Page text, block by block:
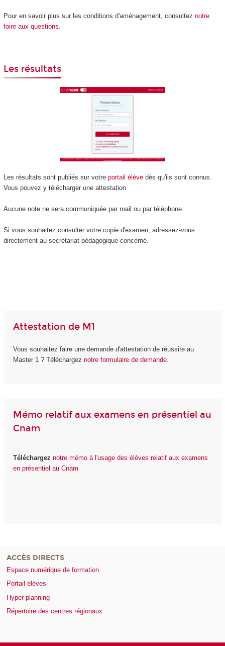
Pour en savoir plus sur les conditions d'aménagement, consultez notre
foire aux questions
Les résultats
Les résultats sont publiés sur votre portail élèvedès qu'ils sont connus.
Vous pouvez y télécharger une attestation.
Aucune note ne sera communiquée par mail ou par téléphone.
Si vous souhaitez consulter votre copie d'examen, adressez-vous
directement au secrétariat pédagogique concerné.
Attestation de M1
Vous souhaitez faire une demande d'attestation de réussite au
Master 1 ? Téléchargez notre formulaire de demande.
Mémo relatif aux examens en présentiel au
Cnam
Téléchargez notre mémo à l'usage des élèves relatif aux examens
en présentiel au Cnam
ACCÈS DIRECTS
Espace numérique de formation
Portail élèves
Hyper-planning
Répertoire des centres régionaux